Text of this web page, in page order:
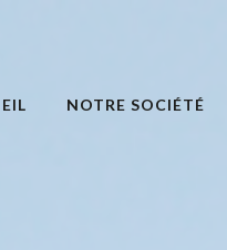
NOTRE SOCIÉTÉ